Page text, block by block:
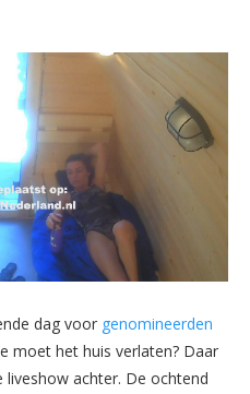
dag voor genomineerden
moet het huis verlaten? Daar
achter. De ochtend